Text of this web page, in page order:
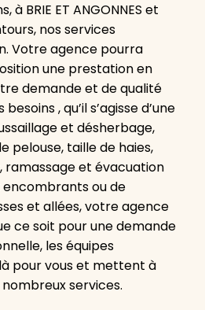
à BRIE ET ANGONNES et
nos services
Votre agence pourra
une prestation en
demande et de qualité
, qu’il s’agisse d’une
et désherbage,
pelouse, taille de haies,
ramassage et évacuation
ou de
et allées, votre agence
ce soit pour une demande
les équipes
là pour vous et mettent à
services.